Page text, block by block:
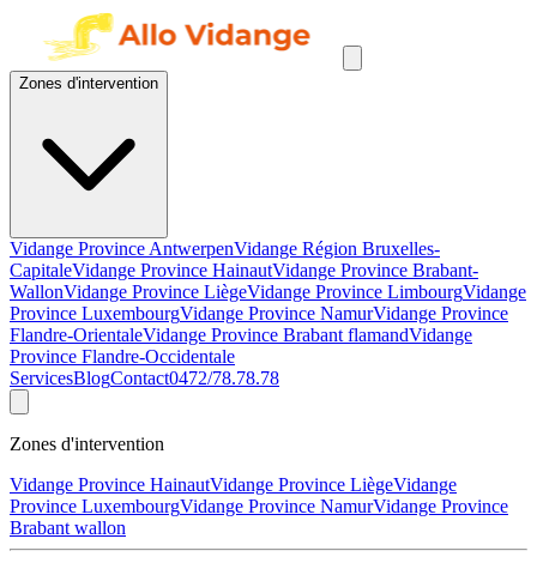
Zones d'intervention
Vidange Province AntwerpenVidange Région Bruxelles-
CapitaleVidange Province HainautVidange Province Brabant-
WallonVidange Province LiègeVidange Province LimbourgVidange
Province LuxembourgVidange Province NamurVidange Province
Flandre-OrientaleVidange Province Brabant flamandVidange
Province Flandre-Occidentale
ServicesBlogContact0472/78.78.78
Zones d'intervention
Vidange Province HainautVidange Province LiègeVidange
Province LuxembourgVidange Province NamurVidange Province
Brabant wallon